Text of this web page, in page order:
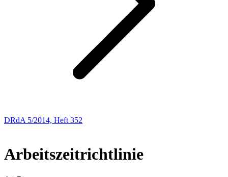
DRdA 5/2014, Heft 352
Arbeitszeitrichtlinie